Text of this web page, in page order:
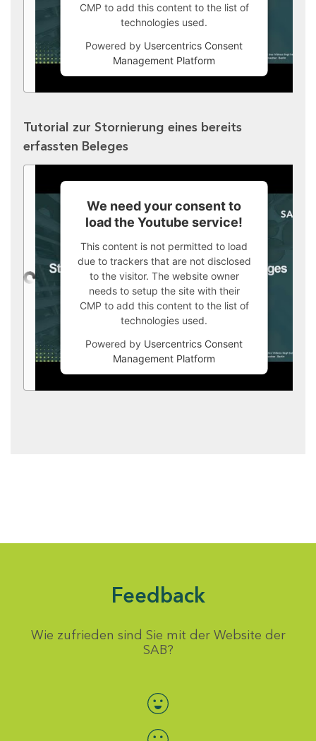
CMP to add this content to the list of
technologies used.
Powered by Usercentrics Consent
Management Platform
Tutorial zur Stornierung eines bereits
erfassten Beleges
We need your consent to
load the Youtube service!
This content is not permitted to load
due to trackers that are not disclosed
to the visitor. The website owner
needs to setup the site with their
CMP to add this content to the list of
technologies used.
Powered by Usercentrics Consent
Management Platform
Feedback
Wie zufrieden sind Sie mit der Website der
SAB?
Bewertung auswählen